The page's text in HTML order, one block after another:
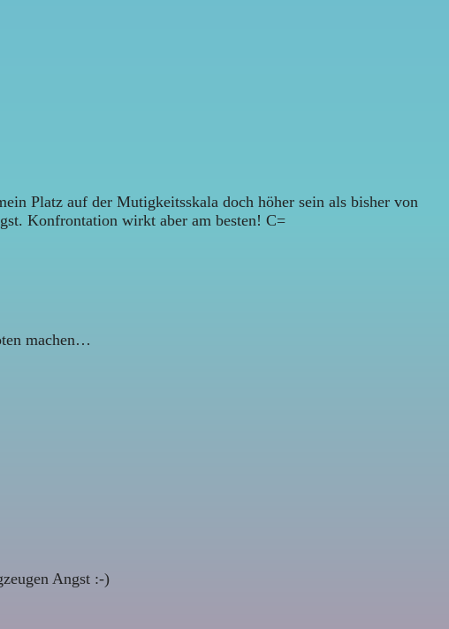
Platz auf der Mutigkeitsskala doch höher sein als bisher von
Konfrontation wirkt aber am besten! C=
machen…
Angst :-)